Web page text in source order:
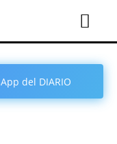
del DIARIO